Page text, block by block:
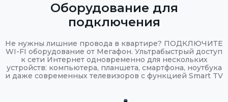
Оборудование для
подключения
Не нужны лишние провода в квартире? ПОДКЛЮЧИТЕ
WI-FI оборудование от Мегафон. Ультрабыстрый доступ
к сети Интернет одновременно для нескольких
устройств: компьютера, планшета, смартфона, ноутбука
и даже современных телевизоров с функцией Smart TV